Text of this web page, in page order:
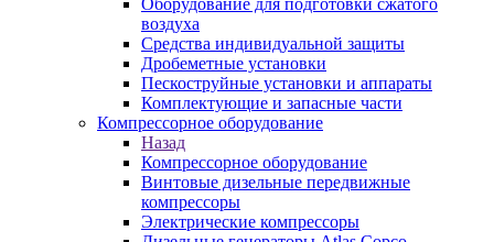
Оборудование для подготовки сжатого
воздуха
Средства индивидуальной защиты
Дробеметные установки
Пескоструйные установки и аппараты
Комплектующие и запасные части
Компрессорное оборудование
Назад
Компрессорное оборудование
Винтовые дизельные передвижные
компрессоры
Электрические компрессоры